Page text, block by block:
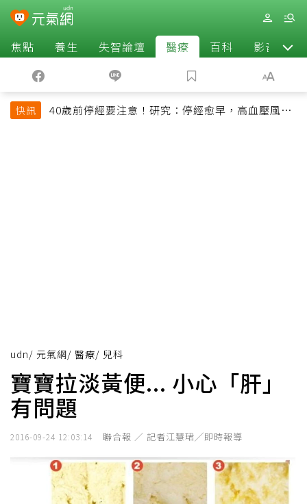
焦點 養生 失智論壇 醫療 百科 影音
快訊
40歲前停經要注意！研究：停經愈早，高血壓風險
udn/ 元氣網/ 醫療/ 兒科
寶寶拉淡黃便... 小心「肝」
有問題
2016-09-24 12:03:14 聯合報 ／ 記者江慧珺╱即時報導